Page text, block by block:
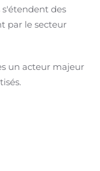
des
par le secteur
un acteur majeur